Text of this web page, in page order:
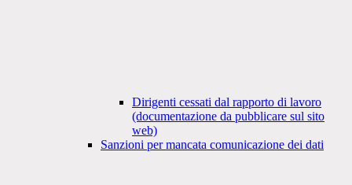
Dirigenti cessati dal rapporto di lavoro
(documentazione da pubblicare sul sito
web)
Sanzioni per mancata comunicazione dei dati